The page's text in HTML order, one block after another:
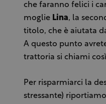
che faranno felici i
moglie Lina, la
titolo, che è aiutata
A questo punto
trattoria si chiami
Per risparmiarci la
stressante)